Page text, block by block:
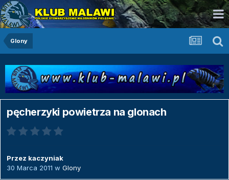
Glony
pęcherzyki powietrza na glonach
Przez kaczyniak
30 Marca 2011 w Glony